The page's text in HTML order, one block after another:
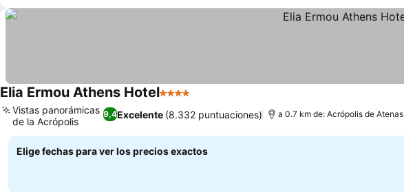
Elia Ermou Athens Hotel4 Estrellas
9,4Excelente (8.332 puntuaciones)
Vistas panorámicas
de la Acrópolis
a 0.7 km de: Acrópolis de Atenas
Elige fechas para ver los precios exactos